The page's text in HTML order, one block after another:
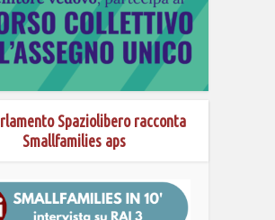
Spaziolibero racconta
Smallfamilies aps